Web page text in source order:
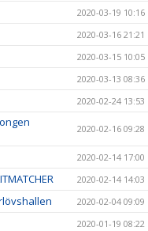
2020-03-19 10:16
2020-03-16 21:21
2020-03-15 10:05
2020-03-13 08:36
2020-02-24 13:53
2020-02-16 09:28
2020-02-14 17:00
2020-02-14 14:03
2020-02-04 09:09
2020-01-19 08:22